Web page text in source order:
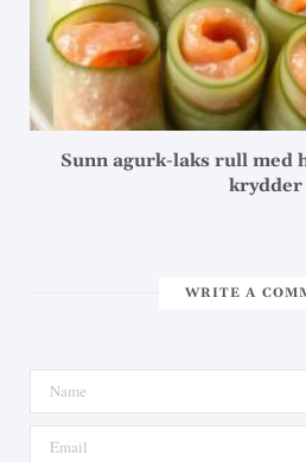
Sunn agurk-laks rull med
krydder
WRITE A